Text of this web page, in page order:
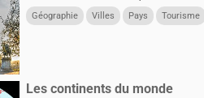
Géographie Villes Pays Tourisme
Les continents du monde